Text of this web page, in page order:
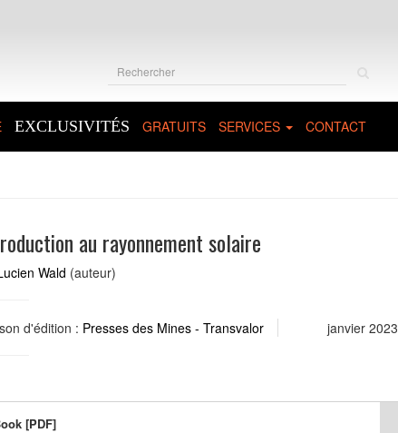
EXCLUSIVITÉS GRATUITS SERVICES CONTACT
au rayonnement solaire
Wald (auteur)
d'édition : Presses des Mines - Transvalor janvier 2023
[PDF]